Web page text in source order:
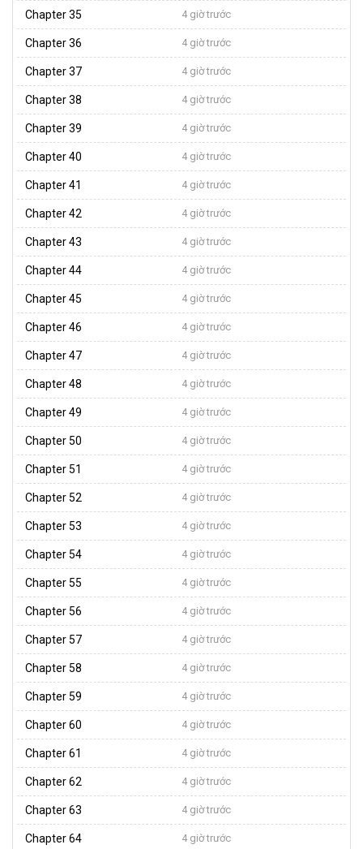
Chapter 35 4 giờ trước
Chapter 36 4 giờ trước
Chapter 37 4 giờ trước
Chapter 38 4 giờ trước
Chapter 39 4 giờ trước
Chapter 40 4 giờ trước
Chapter 41 4 giờ trước
Chapter 42 4 giờ trước
Chapter 43 4 giờ trước
Chapter 44 4 giờ trước
Chapter 45 4 giờ trước
Chapter 46 4 giờ trước
Chapter 47 4 giờ trước
Chapter 48 4 giờ trước
Chapter 49 4 giờ trước
Chapter 50 4 giờ trước
Chapter 51 4 giờ trước
Chapter 52 4 giờ trước
Chapter 53 4 giờ trước
Chapter 54 4 giờ trước
Chapter 55 4 giờ trước
Chapter 56 4 giờ trước
Chapter 57 4 giờ trước
Chapter 58 4 giờ trước
Chapter 59 4 giờ trước
Chapter 60 4 giờ trước
Chapter 61 4 giờ trước
Chapter 62 4 giờ trước
Chapter 63 4 giờ trước
Chapter 64 4 giờ trước